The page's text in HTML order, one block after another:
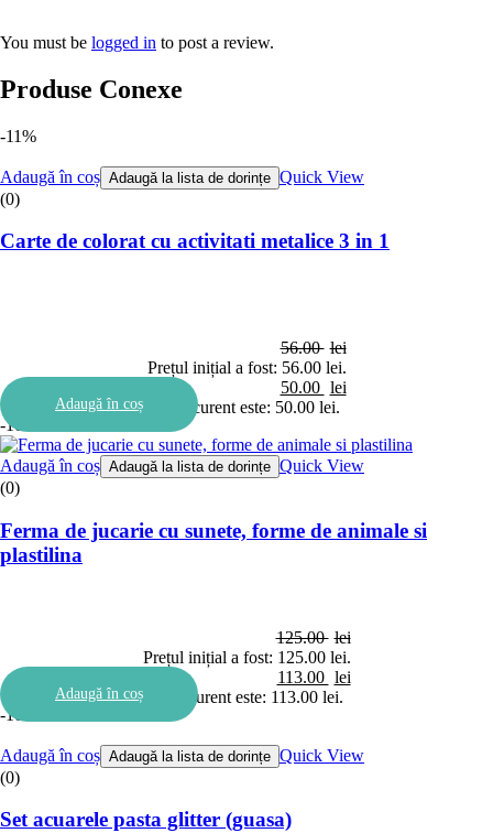
You must be logged in to post a review.
Produse Conexe
-11%
Adaugă în coș Adaugă la lista de dorințe Quick View
(0)
Carte de colorat cu activitati metalice 3 in 1
56.00 lei
Prețul inițial a fost: 56.00 lei.
50.00 lei
Prețul curent este: 50.00 lei.
Adaugă în coș
-10%
Adaugă în coș Adaugă la lista de dorințe Quick View
(0)
Ferma de jucarie cu sunete, forme de animale si
plastilina
125.00 lei
Prețul inițial a fost: 125.00 lei.
113.00 lei
Prețul curent este: 113.00 lei.
Adaugă în coș
-10%
Adaugă în coș Adaugă la lista de dorințe Quick View
(0)
Set acuarele pasta glitter (guasa)